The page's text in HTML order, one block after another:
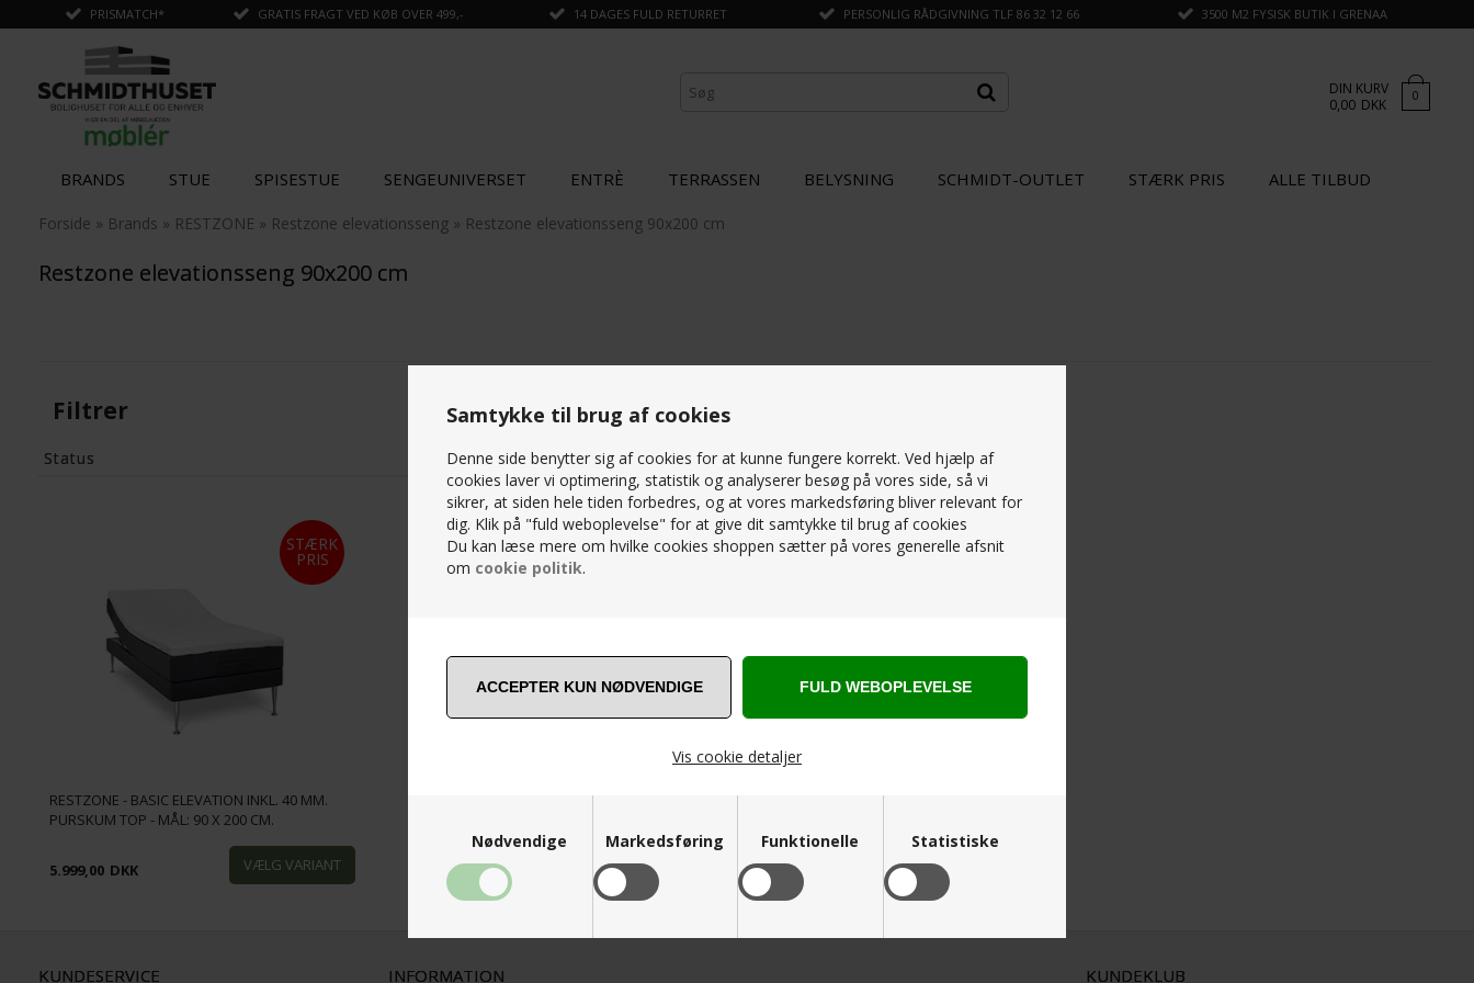
Samtykke til brug af cookies
Denne side benytter sig af cookies for at kunne fungere korrekt. Ved hjælp af
cookies laver vi optimering, statistik og analyserer besøg på vores side, så vi
sikrer, at siden hele tiden forbedres, og at vores markedsføring bliver relevant for
dig. Klik på "fuld weboplevelse" for at give dit samtykke til brug af cookies
Du kan læse mere om hvilke cookies shoppen sætter på vores generelle afsnit
om cookie politik.
Vis cookie detaljer
Nødvendige Markedsføring Funktionelle Statistiske
PRISMATCH* GRATIS FRAGT VED KØB OVER 499,- 14 DAGES FULD RETURRET PERSONLIG RÅDGIVNING TLF 86 32 12 66 3500 M2 FYSISK BUTIK I GRENAA
DIN KURV
0,00 DKK 0
BRANDS STUE SPISESTUE SENGEUNIVERSET ENTRÈ TERRASSEN BELYSNING SCHMIDT-OUTLET STÆRK PRIS ALLE TILBUD
Forside » Brands » RESTZONE » Restzone elevationsseng » Restzone elevationsseng 90x200 cm
Restzone elevationsseng 90x200 cm
Filtrer
Status
(0)
STÆRK
PRIS
RESTZONE - BASIC ELEVATION INKL. 40 MM.
PURSKUM TOP - MÅL: 90 X 200 CM.
5.999,00 DKK
KUNDESERVICE INFORMATION KUNDEKLUB